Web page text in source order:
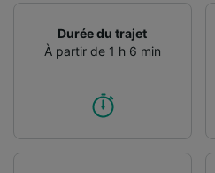
Durée du trajet
À partir de 1 h 6 min